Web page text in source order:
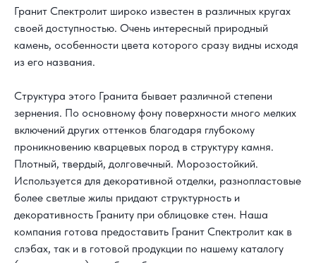
Гранит Спектролит широко известен в различных кругах
своей доступностью. Очень интересный природный
камень, особенности цвета которого сразу видны исходя
из его названия.
Структура этого Гранита бывает различной степени
зернения. По основному фону поверхности много мелких
включений других оттенков благодаря глубокому
проникновению кварцевых пород в структуру камня.
Плотный, твердый, долговечный. Морозостойкий.
Используется для декоративной отделки, разнопластовые
более светлые жилы придают структурность и
декоративность Граниту при облицовке стен. Наша
компания готова предоставить Гранит Спектролит как в
слэбах, так и в готовой продукции по нашему каталогу